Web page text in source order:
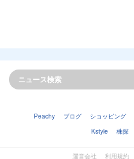
Peachy ブログ ショッピング
Kstyle
株探
運営会社 利用規約